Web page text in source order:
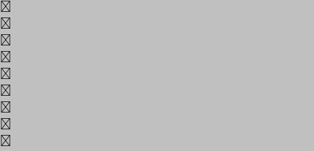
때
또
라
란
람
래
려
력
련